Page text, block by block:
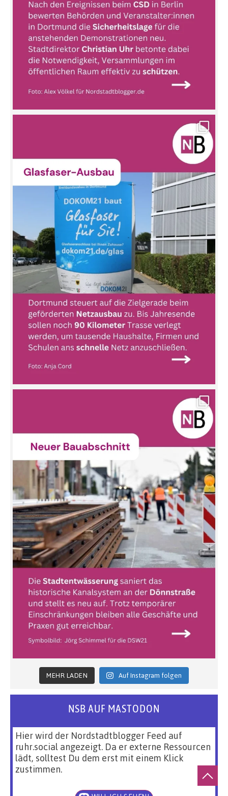
MEHR LADEN Auf Instagram folgen
NSB AUF MASTODON
Hier wird der Nordstadtblogger Feed auf
ruhr.social angezeigt. Da er externe Ressourcen
lädt, solltest Du dem erst mit einem Klick
zustimmen.